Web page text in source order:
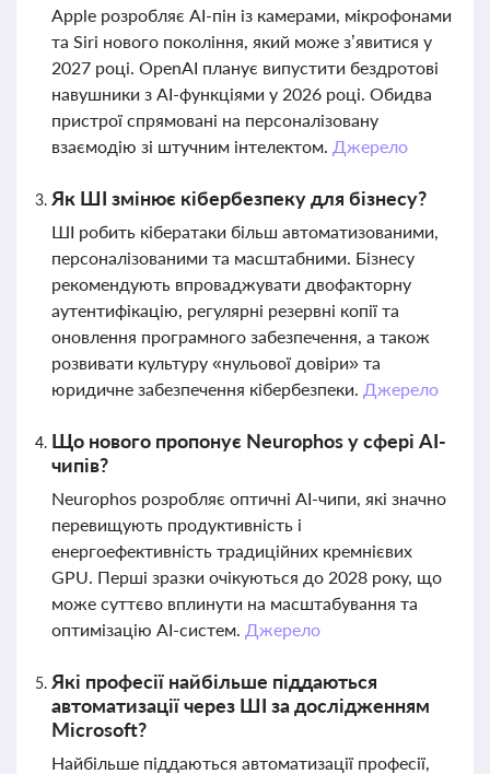
Apple розробляє AI-пін із камерами, мікрофонами
та Siri нового покоління, який може з’явитися у
2027 році. OpenAI планує випустити бездротові
навушники з AI-функціями у 2026 році. Обидва
пристрої спрямовані на персоналізовану
взаємодію зі штучним інтелектом. Джерело
Як ШІ змінює кібербезпеку для бізнесу?
ШІ робить кібератаки більш автоматизованими,
персоналізованими та масштабними. Бізнесу
рекомендують впроваджувати двофакторну
аутентифікацію, регулярні резервні копії та
оновлення програмного забезпечення, а також
розвивати культуру «нульової довіри» та
юридичне забезпечення кібербезпеки. Джерело
Що нового пропонує Neurophos у сфері AI-
чипів?
Neurophos розробляє оптичні AI-чипи, які значно
перевищують продуктивність і
енергоефективність традиційних кремнієвих
GPU. Перші зразки очікуються до 2028 року, що
може суттєво вплинути на масштабування та
оптимізацію AI-систем. Джерело
Які професії найбільше піддаються
автоматизації через ШІ за дослідженням
Microsoft?
Найбільше піддаються автоматизації професії,